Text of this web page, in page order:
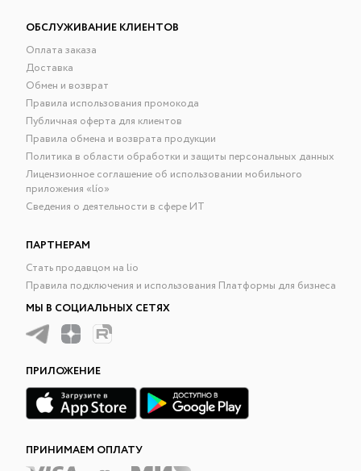
ОБСЛУЖИВАНИЕ КЛИЕНТОВ
Оплата заказа
Доставка
Обмен и возврат
Правила использования промокода
Публичная оферта для клиентов
Правила обмена и возврата продукции
Политика в области обработки и защиты персональных данных
Лицензионное соглашение об использовании мобильного
приложения «lío»
Сведения о деятельности в сфере ИТ
ПАРТНЕРАМ
Стать продавцом на lio
Правила подключения и использования Платформы для бизнеса
МЫ В СОЦИАЛЬНЫХ СЕТЯХ
ПРИЛОЖЕНИЕ
ПРИНИМАЕМ ОПЛАТУ